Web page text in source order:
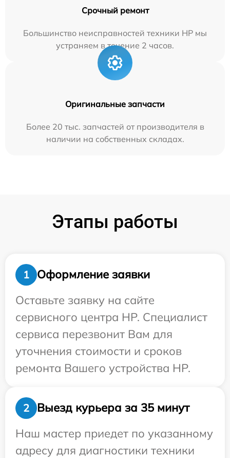
Срочный ремонт
Большинство неисправностей техники HP мы
устраняем в течение 2 часов.
Оригинальные запчасти
Более 20 тыс. запчастей от производителя в
наличии на собственных складах.
Этапы работы
1
Оформление заявки
Оставьте заявку на сайте
сервисного центра HP. Специалист
сервиса перезвонит Вам для
уточнения стоимости и сроков
ремонта Вашего устройства HP.
2
Выезд курьера за 35 минут
Наш мастер приедет по указанному
адресу для диагностики техники